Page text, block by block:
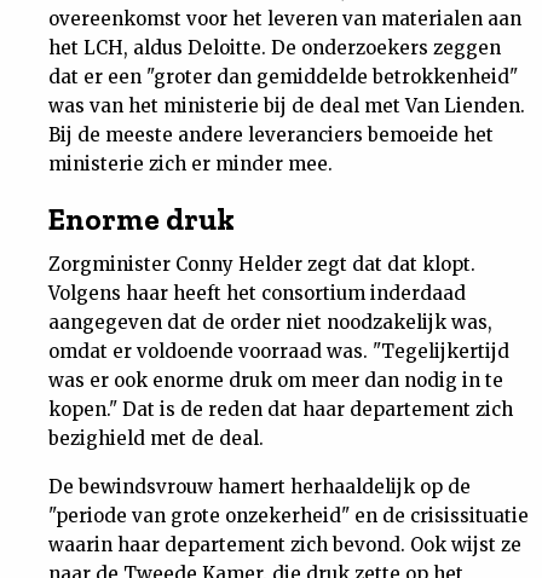
overeenkomst voor het leveren van materialen aan
het LCH, aldus Deloitte. De onderzoekers zeggen
dat er een "groter dan gemiddelde betrokkenheid"
was van het ministerie bij de deal met Van Lienden.
Bij de meeste andere leveranciers bemoeide het
ministerie zich er minder mee.
Enorme druk
Zorgminister Conny Helder zegt dat dat klopt.
Volgens haar heeft het consortium inderdaad
aangegeven dat de order niet noodzakelijk was,
omdat er voldoende voorraad was. "Tegelijkertijd
was er ook enorme druk om meer dan nodig in te
kopen." Dat is de reden dat haar departement zich
bezighield met de deal.
De bewindsvrouw hamert herhaaldelijk op de
"periode van grote onzekerheid" en de crisissituatie
waarin haar departement zich bevond. Ook wijst ze